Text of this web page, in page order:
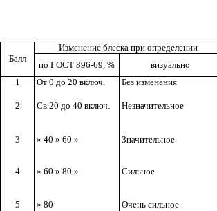
Балл
Изменение блеска при определении
по ГОСТ 896-69, %
визуально
1
От 0 до 20 включ. Без изменения
2 Св 20 до 40 включ. Незначительное
3 » 40 » 60 » Значительное
4
» 60 » 80 » Сильное
5 » 80 Очень сильное